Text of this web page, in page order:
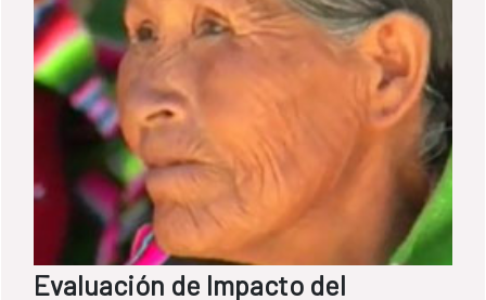
Evaluación de Impacto del